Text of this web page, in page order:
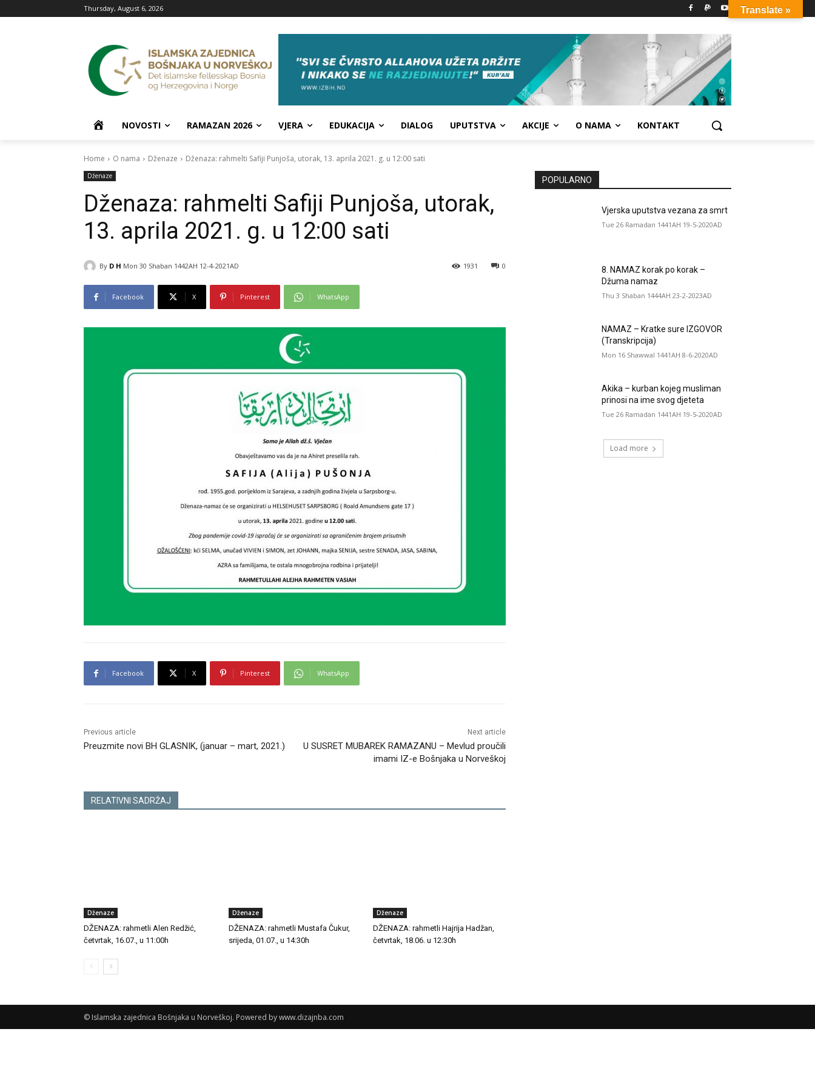
Thursday, August 6, 2026
Č
E
T
N
A
NOVOSTI RAMAZAN 2026 VJERA EDUKACIJA DIALOG UPUTSTVA AKCIJE O NAMA KONTAKT
Home O nama Dženaze Dženaza: rahmelti Safiji Punjoša, utorak, 13. aprila 2021. g. u 12:00 sati
Dženaze
Dženaza: rahmelti Safiji Punjoša, utorak,
13. aprila 2021. g. u 12:00 sati
By D H Mon 30 Shaban 1442AH 12-4-2021AD 0
1931
Facebook X Pinterest WhatsApp
Facebook X Pinterest WhatsApp
Previous article
Preuzmite novi BH GLASNIK, (januar – mart, 2021.)
Next article
U SUSRET MUBAREK RAMAZANU – Mevlud proučili
imami IZ-e Bošnjaka u Norveškoj
RELATIVNI SADRŽAJ
Dženaze
DŽENAZA: rahmetli Alen Redžić,
četvrtak, 16.07., u 11:00h
Dženaze
DŽENAZA: rahmetli Mustafa Čukur,
srijeda, 01.07., u 14:30h
Dženaze
DŽENAZA: rahmetli Hajrija Hadžan,
četvrtak, 18.06. u 12:30h
POPULARNO
Vjerska uputstva vezana za smrt
Tue 26 Ramadan 1441AH 19-5-2020AD
8. NAMAZ korak po korak –
Džuma namaz
Thu 3 Shaban 1444AH 23-2-2023AD
NAMAZ – Kratke sure IZGOVOR
(Transkripcija)
Mon 16 Shawwal 1441AH 8-6-2020AD
Akika – kurban kojeg musliman
prinosi na ime svog djeteta
Tue 26 Ramadan 1441AH 19-5-2020AD
Load more
© Islamska zajednica Bošnjaka u Norveškoj. Powered by www.dizajnba.com
Translate »